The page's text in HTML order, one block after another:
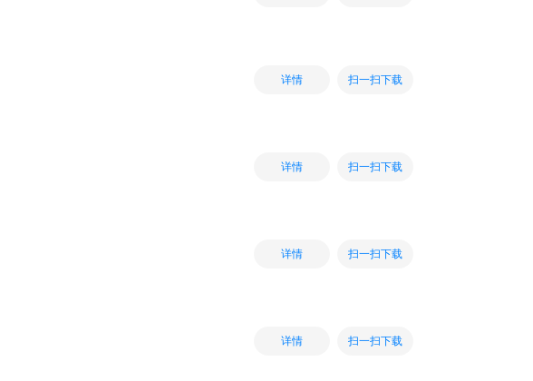
详情 扫一扫下载
详情 扫一扫下载
详情 扫一扫下载
详情 扫一扫下载